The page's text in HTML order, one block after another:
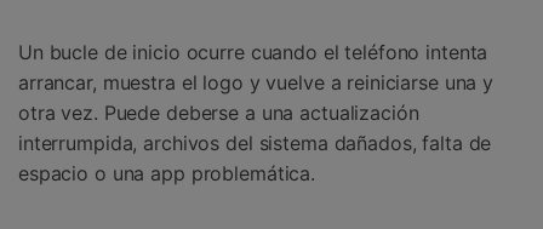
Un bucle de inicio ocurre cuando el teléfono intenta
arrancar, muestra el logo y vuelve a reiniciarse una y
otra vez. Puede deberse a una actualización
interrumpida, archivos del sistema dañados, falta de
espacio o una app problemática.